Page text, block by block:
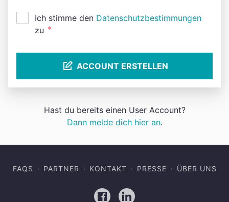
Ich stimme den Datenschutzbestimmungen
zu *
ACCOUNT ERSTELLEN
Hast du bereits einen User Account?
Dann melde dich hier an.
FAQS PARTNER KONTAKT PRESSE ÜBER UNS